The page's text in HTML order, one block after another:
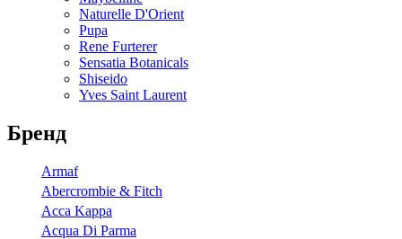
Naturelle D'Orient
Pupa
Rene Furterer
Sensatia Botanicals
Shiseido
Yves Saint Laurent
Бренд
Armaf
Abercrombie & Fitch
Acca Kappa
Acqua Di Parma